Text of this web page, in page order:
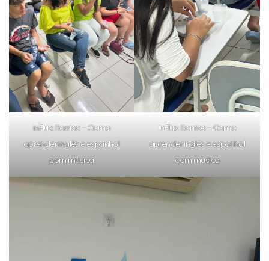
inFlux Sorriso – Como
aprender inglês e espanhol
com música
inFlux Sorriso – Como
aprender inglês e espanhol
com música